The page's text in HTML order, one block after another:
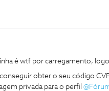
é wtf por carregamento,
obter o seu código
privada para o perfil